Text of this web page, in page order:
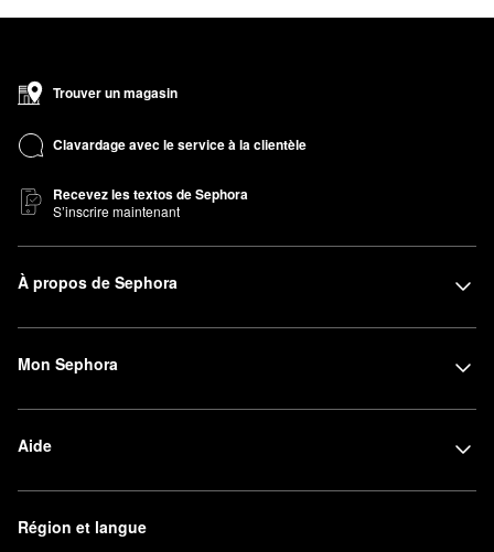
Trouver un magasin
Clavardage avec le service à la clientèle
Recevez les textos de Sephora
S’inscrire maintenant
À propos de Sephora
Mon Sephora
Aide
Région et langue